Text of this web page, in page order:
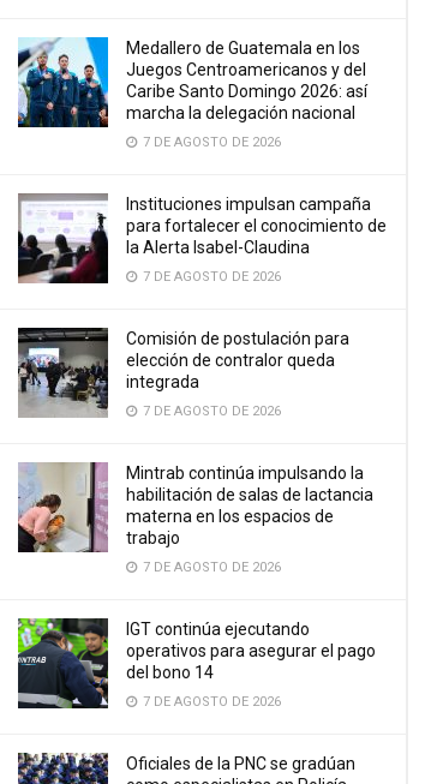
Medallero de Guatemala en los
Juegos Centroamericanos y del
Caribe Santo Domingo 2026: así
marcha la delegación nacional
7 DE AGOSTO DE 2026
Instituciones impulsan campaña
para fortalecer el conocimiento de
la Alerta Isabel-Claudina
7 DE AGOSTO DE 2026
Comisión de postulación para
elección de contralor queda
integrada
7 DE AGOSTO DE 2026
Mintrab continúa impulsando la
habilitación de salas de lactancia
materna en los espacios de
trabajo
7 DE AGOSTO DE 2026
IGT continúa ejecutando
operativos para asegurar el pago
del bono 14
7 DE AGOSTO DE 2026
Oficiales de la PNC se gradúan